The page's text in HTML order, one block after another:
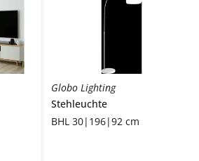
Globo Lighting
Stehleuchte
BHL 30|196|92 cm